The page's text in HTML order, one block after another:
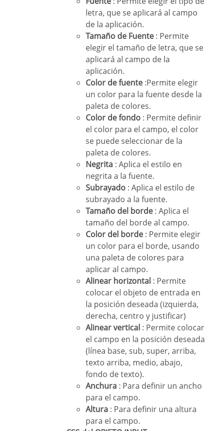
letra, que se aplicará al campo
de la aplicación.
Tamaño de Fuente : Permite
elegir el tamaño de letra, que se
aplicará al campo de la
aplicación.
Color de fuente :Permite elegir
un color para la fuente desde la
paleta de colores.
Color de fondo : Permite definir
el color para el campo, el color
se puede seleccionar de la
paleta de colores.
Negrita : Aplica el estilo en
negrita a la fuente.
Subrayado : Aplica el estilo de
subrayado a la fuente.
Tamaño del borde : Aplica el
tamaño del borde al campo.
Color del borde : Permite elegir
un color para el borde, usando
una paleta de colores para
aplicar al campo.
Alinear horizontal : Permite
colocar el objeto de entrada en
la posición deseada (izquierda,
derecha, centro y justificar)
Alinear vertical : Permite colocar
el campo en la posición deseada
(línea base, sub, super, arriba,
texto arriba, medio, abajo,
fondo de texto).
Anchura : Para definir un ancho
para el campo.
Altura : Para definir una altura
para el campo.